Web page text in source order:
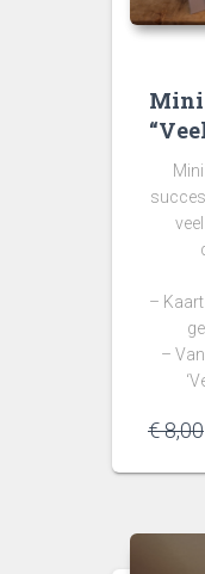
Mini
Mini
–
–
€8,00